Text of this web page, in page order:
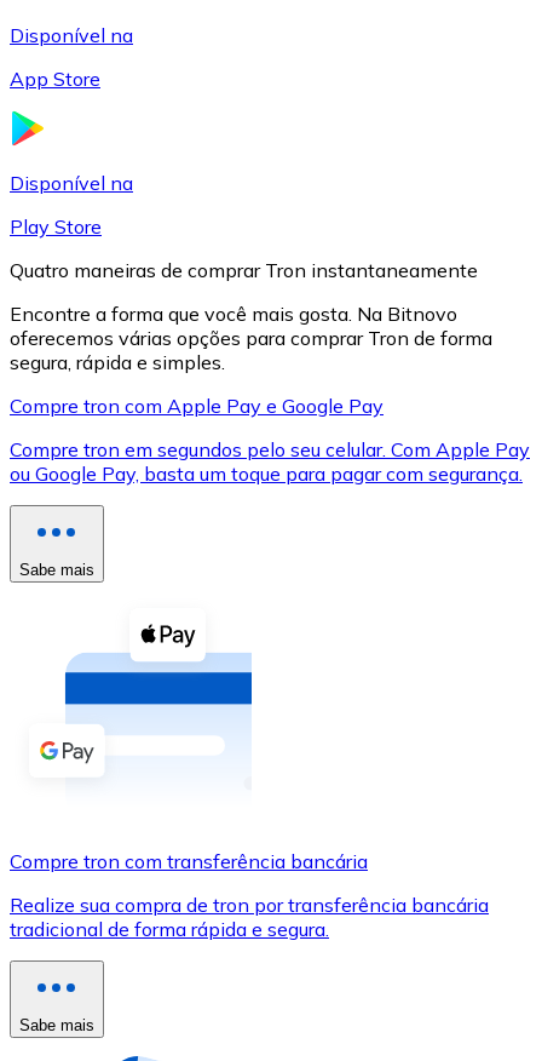
XRP
XRP
Cupons cripto
Comprar com dinheiro
Comprar com transferência bancária
Cartão de crédito / débito
Comprar com cartão
Loja - Cartões-presente
Disponível na
App Store
Disponível na
Play Store
Quatro maneiras de comprar Tron instantaneamente
Encontre a forma que você mais gosta. Na Bitnovo
oferecemos várias opções para comprar Tron de forma
segura, rápida e simples.
Compre tron com Apple Pay e Google Pay
Compre tron em segundos pelo seu celular. Com Apple Pay
ou Google Pay, basta um toque para pagar com segurança.
Sabe mais
Compre tron com transferência bancária
Realize sua compra de tron por transferência bancária
tradicional de forma rápida e segura.
Sabe mais